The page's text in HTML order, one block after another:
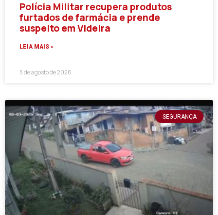
Polícia Militar recupera produtos
furtados de farmácia e prende
suspeito em Videira
LEIA MAIS »
5 de agosto de 2026
SEGURANÇA